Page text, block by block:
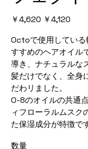
元
格
￥4,620
セ
価
格
￥4,120
Octoで使用してい
すすめのヘアオイル
導き、ナチュラルな
髪だけでなく、全身
だわリました。
​O-8のオイルの共通
ィフローラルムスク
た保湿成分が特徴で
数量